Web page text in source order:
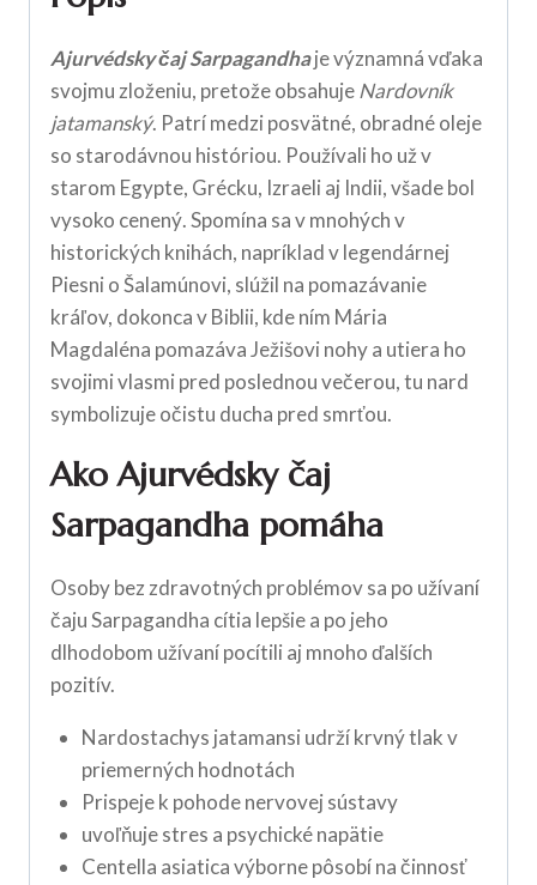
Ajurvédsky čaj Sarpagandhaje významná vďaka
svojmu zloženiu, pretože obsahujeNardovník
jatamanský. Patrí medzi posvätné, obradné oleje
so starodávnou históriou. Používali ho už v
starom Egypte, Grécku, Izraeli aj Indii, všade bol
vysoko cenený. Spomína sa v mnohých v
historických knihách, napríklad v legendárnej
Piesni o Šalamúnovi, slúžil na pomazávanie
kráľov, dokonca v Biblii, kde ním Mária
Magdaléna pomazáva Ježišovi nohy a utiera ho
svojimi vlasmi pred poslednou večerou, tu nard
symbolizuje očistu ducha pred smrťou.
Ako Ajurvédsky čaj
Sarpagandha pomáha
Osoby bez zdravotných problémov sa po užívaní
čaju Sarpagandha cítia lepšie a po jeho
dlhodobom užívaní pocítili aj mnoho ďalších
pozitív.
Nardostachys jatamansi udrží krvný tlak v
priemerných hodnotách
Prispeje k pohode nervovej sústavy
uvoľňuje stres a psychické napätie
Centella asiatica výborne pôsobí na činnosť